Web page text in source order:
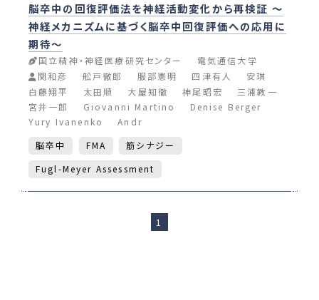
脳卒中の回復評価法を神経活動変化から再検証 ～
神経メカニズムに基づく脳卒中回復評価への応用に
期待～
国立精神・神経医療研究センター
電気通信大学
関和彦
舩戸徹郎 服部憲明 四津有人
安琪
白藤翔平
太田順 大屋知徹 神尾昭宏
三浦教一
宮井一郎
Giovanni Martino
Denise Berger
Yury Ivanenko
Andr
脳卒中
FMA
筋シナジー
Fugl-Meyer Assessment
1